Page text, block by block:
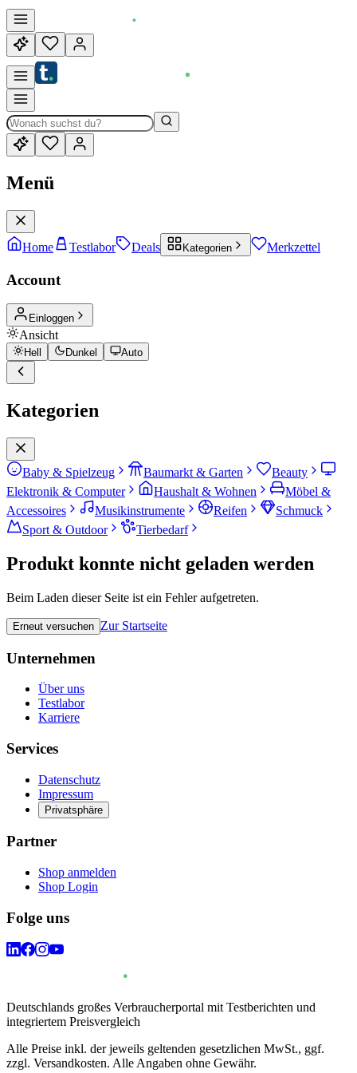
Menü
Home Testlabor Deals Kategorien Merkzettel
Account
Einloggen
Ansicht
Hell Dunkel Auto
Kategorien
Baby & Spielzeug Baumarkt & Garten
Beauty
Elektronik & Computer
Haushalt & Wohnen
Möbel &
Accessoires
Musikinstrumente Reifen
Schmuck
Sport & Outdoor
Tierbedarf
Produkt konnte nicht geladen werden
Beim Laden dieser Seite ist ein Fehler aufgetreten.
Erneut versuchen Zur Startseite
Unternehmen
Über uns
Testlabor
Karriere
Services
Datenschutz
Impressum
Privatsphäre
Partner
Shop anmelden
Shop Login
Folge uns
Deutschlands großes Verbraucherportal mit Testberichten und
integriertem Preisvergleich
Alle Preise inkl. der jeweils geltenden gesetzlichen MwSt., ggf.
zzgl. Versandkosten. Alle Angaben ohne Gewähr.